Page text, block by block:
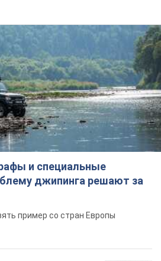
и специальные
джипинга решают за
пример со стран Европы